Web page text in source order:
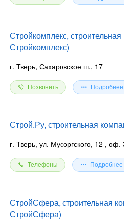
Стройкомплекс,
Стройкомплекс)
г. Тверь, Сахаровское ш., 17
Позвонить Подробнее
Строй.Ру, строительная
г. Тверь, ул. Мусоргского, 12 , оф.
Телефоны Подробнее
СтройСфера, строительная
СтройСфера)